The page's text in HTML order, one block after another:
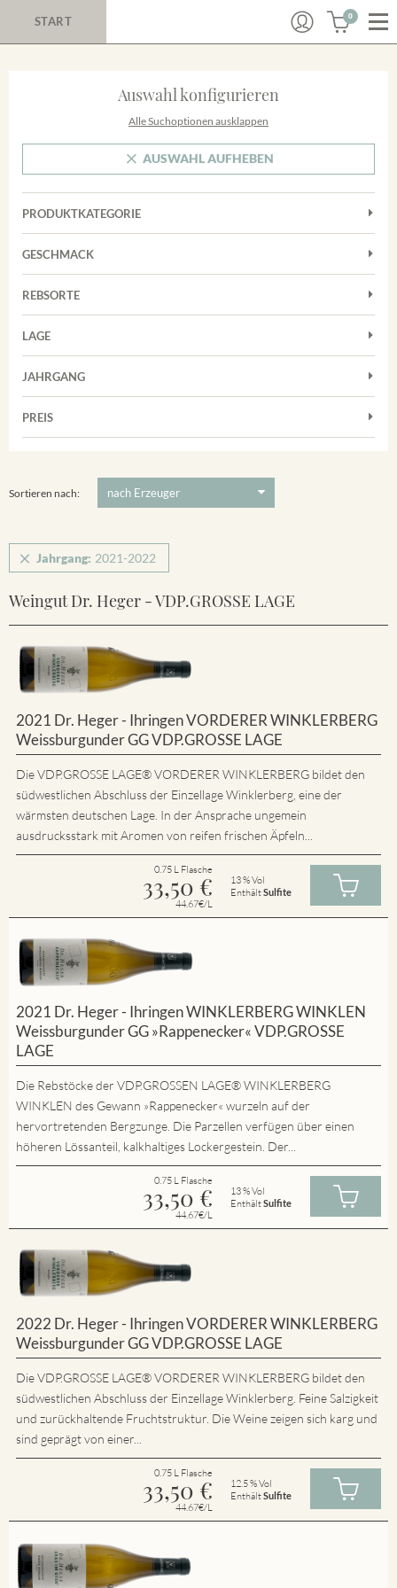
START 0
Auswahl konfigurieren
Alle Suchoptionen ausklappen
AUSWAHL AUFHEBEN
PRODUKTKATEGORIE
Cuvées
Rosé
Weißwein
GESCHMACK
Trocken
REBSORTE
Chardonnay
Grauburgunder
Riesling
LAGE
Achkarrer Schlossberg
Vorderer Winklerberg
Winklerberg Hinter Winklen
JAHRGANG
PREIS
Sortieren nach:
Jahrgang: 2021-2022
Weingut Dr. Heger - VDP.GROSSE LAGE
2021 Dr. Heger - Ihringen VORDERER WINKLERBERG
Weissburgunder GG VDP.GROSSE LAGE
Die VDP.GROSSE LAGE® VORDERER WINKLERBERG bildet den
südwestlichen Abschluss der Einzellage Winklerberg, eine der
wärmsten deutschen Lage. In der Ansprache ungemein
ausdrucksstark mit Aromen von reifen frischen Äpfeln...
0.75 L Flasche
33,50 €
44.67€/L
13 % Vol
EnthältSulfite
2021 Dr. Heger - Ihringen WINKLERBERG WINKLEN
Weissburgunder GG »Rappenecker« VDP.GROSSE
LAGE
Die Rebstöcke der VDP.GROSSEN LAGE® WINKLERBERG
WINKLEN des Gewann »Rappenecker« wurzeln auf der
hervortretenden Bergzunge. Die Parzellen verfügen über einen
höheren Lössanteil, kalkhaltiges Lockergestein. Der...
0.75 L Flasche
33,50 €
44.67€/L
13 % Vol
EnthältSulfite
2022 Dr. Heger - Ihringen VORDERER WINKLERBERG
Weissburgunder GG VDP.GROSSE LAGE
Die VDP.GROSSE LAGE® VORDERER WINKLERBERG bildet den
südwestlichen Abschluss der Einzellage Winklerberg. Feine Salzigkeit
und zurückhaltende Fruchtstruktur. Die Weine zeigen sich karg und
sind geprägt von einer...
0.75 L Flasche
33,50 €
44.67€/L
12.5 % Vol
EnthältSulfite